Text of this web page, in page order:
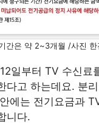
간은 약 2~3개월 /사진 한
일부터 TV 수신료
다고 하는데요. 분
에는 전기요금과
니다.